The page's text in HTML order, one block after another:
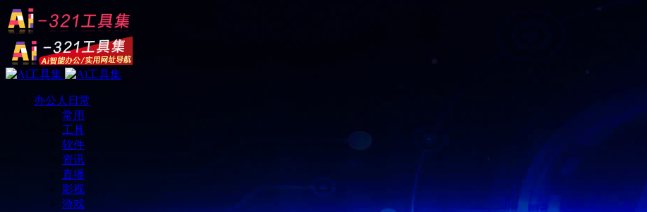
办公人日常
常用
工具
软件
资讯
直播
影视
游戏